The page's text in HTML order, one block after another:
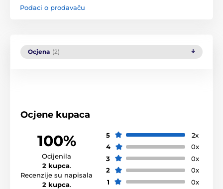
Podaci o prodavaču
Ocjena (2)
Ocjene kupaca
100%
Ocijenila
2 kupca.
Recenzije su napisala
2 kupca.
5
2x
4
0x
3
0x
2
0x
1
0x